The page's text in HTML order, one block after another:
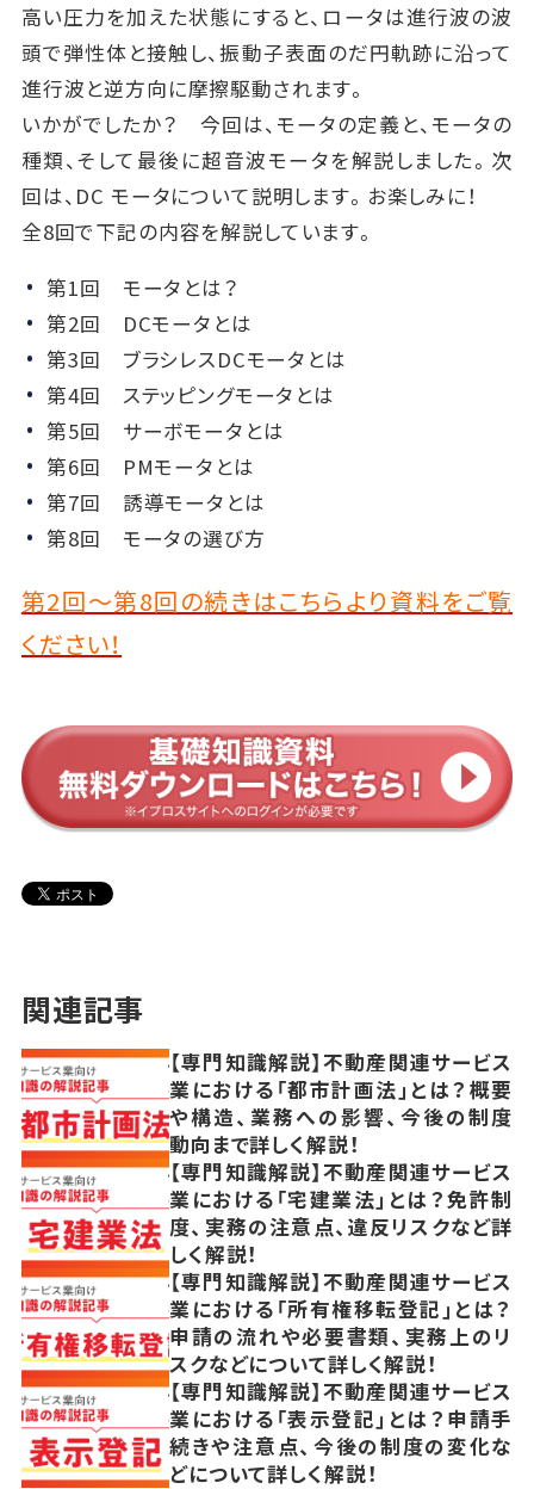
高い圧力を加えた状態にすると、ロータは進行波の波
頭で弾性体と接触し、振動子表面のだ円軌跡に沿って
進行波と逆方向に摩擦駆動されます。
いかがでしたか？ 今回は、モータの定義と、モータの
種類、そして最後に超音波モータを解説しました。次
回は、DC モータについて説明します。お楽しみに！
全8回で下記の内容を解説しています。
第1回 モータとは？
第2回 DCモータとは
第3回 ブラシレスDCモータとは
第4回 ステッピングモータとは
第5回 サーボモータとは
第6回 PMモータとは
第7回 誘導モータとは
第8回 モータの選び方
第2回～第8回の続きはこちらより資料をご覧
ください！
関連記事
【専門知識解説】不動産関連サービス
業における「都市計画法」とは？概要
や構造、業務への影響、今後の制度
動向まで詳しく解説！
【専門知識解説】不動産関連サービス
業における「宅建業法」とは？免許制
度、実務の注意点、違反リスクなど詳
しく解説！
【専門知識解説】不動産関連サービス
業における「所有権移転登記」とは？
申請の流れや必要書類、実務上のリ
スクなどについて詳しく解説！
【専門知識解説】不動産関連サービス
業における「表示登記」とは？申請手
続きや注意点、今後の制度の変化な
どについて詳しく解説！